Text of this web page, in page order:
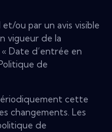
ou par un avis visible
vigueur de la
Date d’entrée en
de
cette
changements. Les
de